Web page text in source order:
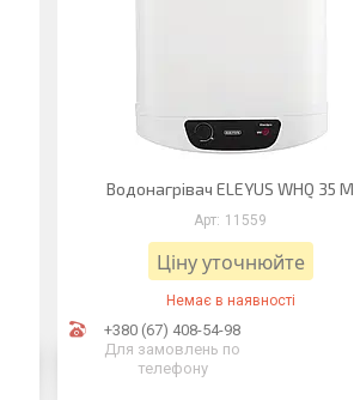
Водонагрівач ELEYUS WHQ 35 M
11559
Ціну уточнюйте
Немає в наявності
+380 (67) 408-54-98
Для замовлень по
телефону